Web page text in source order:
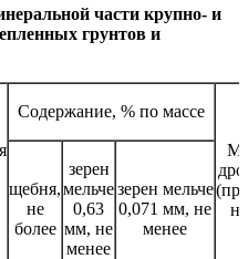
части крупно- и
грунтов и
Содержание, % по массе
щебня,
не
более
зерен
мельче
0,63
мм, не
менее
зерен мельче
0,071 мм, не
менее